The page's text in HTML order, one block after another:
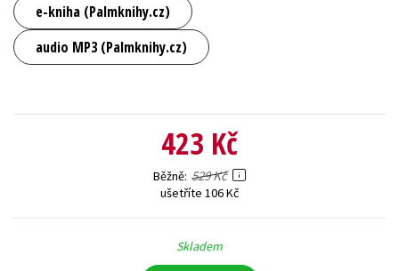
e-kniha (Palmknihy.cz)
audio MP3 (Palmknihy.cz)
423 Kč
Běžně 529 Kč
ušetříte 106 Kč
Skladem